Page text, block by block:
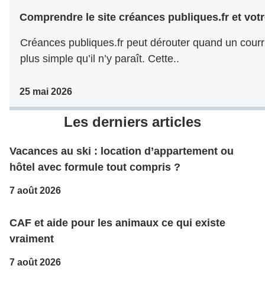
Comprendre le site créances publiques.fr et
Créances publiques.fr peut dérouter quand un
plus simple qu’il n’y paraît. Cette..
25 mai 2026
Les derniers articles
Vacances au ski : location d’appartement ou
hôtel avec formule tout compris ?
7 août 2026
CAF et aide pour les animaux ce qui existe
vraiment
7 août 2026